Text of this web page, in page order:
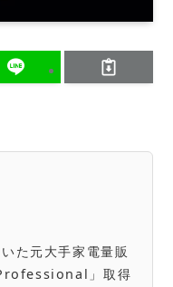
た元大手家電量販
」取得